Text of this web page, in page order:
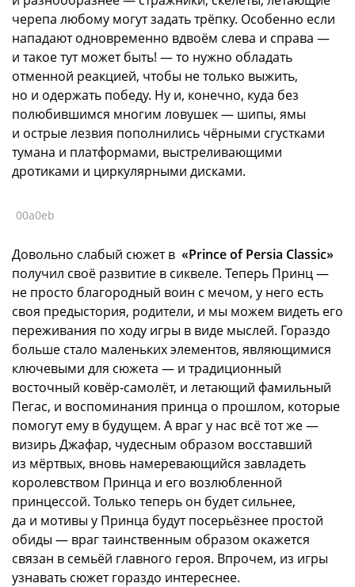
черепа любому могут задать трёпку. Особенно если
нападают одновременно вдвоём слева и справа —
и такое тут может быть! — то нужно обладать
отменной реакцией, чтобы не только выжить,
но и одержать победу. Ну и, конечно, куда без
полюбившимся многим ловушек — шипы, ямы
и острые лезвия пополнились чёрными сгустками
тумана и платформами, выстреливающими
дротиками и циркулярными дисками.
00a0eb
Довольно слабый сюжет в «Prince of Persia Classic»
получил своё развитие в сиквеле. Теперь Принц —
не просто благородный воин с мечом, у него есть
своя предыстория, родители, и мы можем видеть его
переживания по ходу игры в виде мыслей. Гораздо
больше стало маленьких элементов, являющимися
ключевыми для сюжета — и традиционный
восточный ковёр-самолёт, и летающий фамильный
Пегас, и воспоминания принца о прошлом, которые
помогут ему в будущем. А враг у нас всё тот же —
визирь Джафар, чудесным образом восставший
из мёртвых, вновь намеревающийся завладеть
королевством Принца и его возлюбленной
принцессой. Только теперь он будет сильнее,
да и мотивы у Принца будут посерьёзнее простой
обиды — враг таинственным образом окажется
связан в семьёй главного героя. Впрочем, из игры
узнавать сюжет гораздо интереснее.